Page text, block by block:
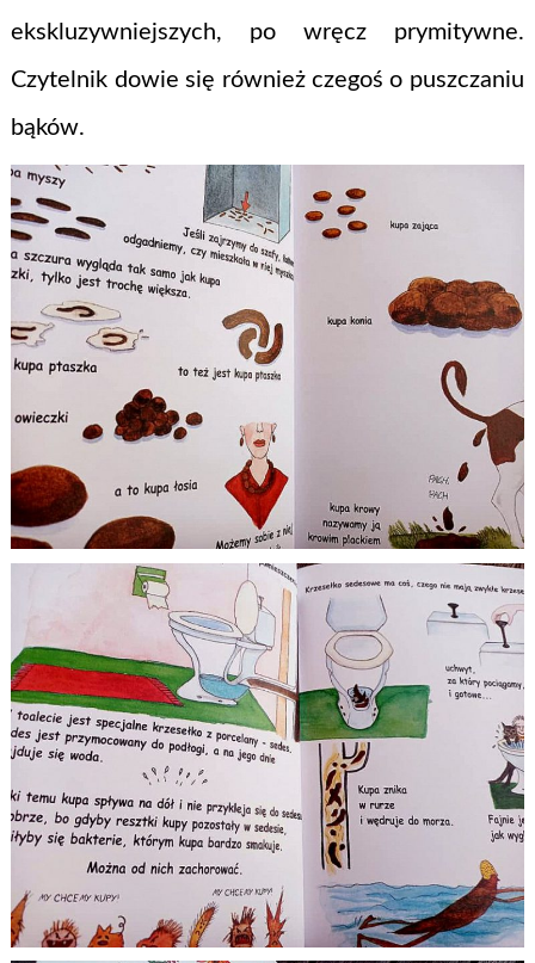
ekskluzywniejszych, po wręcz prymitywne.
Czytelnik dowie się również czegoś o puszczaniu
bąków.